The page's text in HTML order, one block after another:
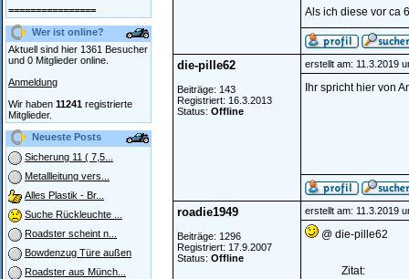
================
Wer ist online?
Aktuell sind hier 1361 Besucher
und 0 Mitglieder online.
Anmeldung
Wir haben 11241 registrierte
Mitglieder.
Neueste Posts
Sicherung 11 ( 7,5...
Metallleitung vers...
Alles Plastik - Br...
Suche Rückleuchte ...
Roadster scheint n...
Bowdenzug Türe außen
Roadster aus Münch...
Als ich diese vor ca
die-pille62
Beiträge: 143
Registriert: 16.3.2013
Status: Offline
erstellt am: 11.3.2019
Ihr spricht hier von
roadie1949
Beiträge: 1296
Registriert: 17.9.2007
Status: Offline
erstellt am: 11.3.2019
@ die-pille62
Zitat: